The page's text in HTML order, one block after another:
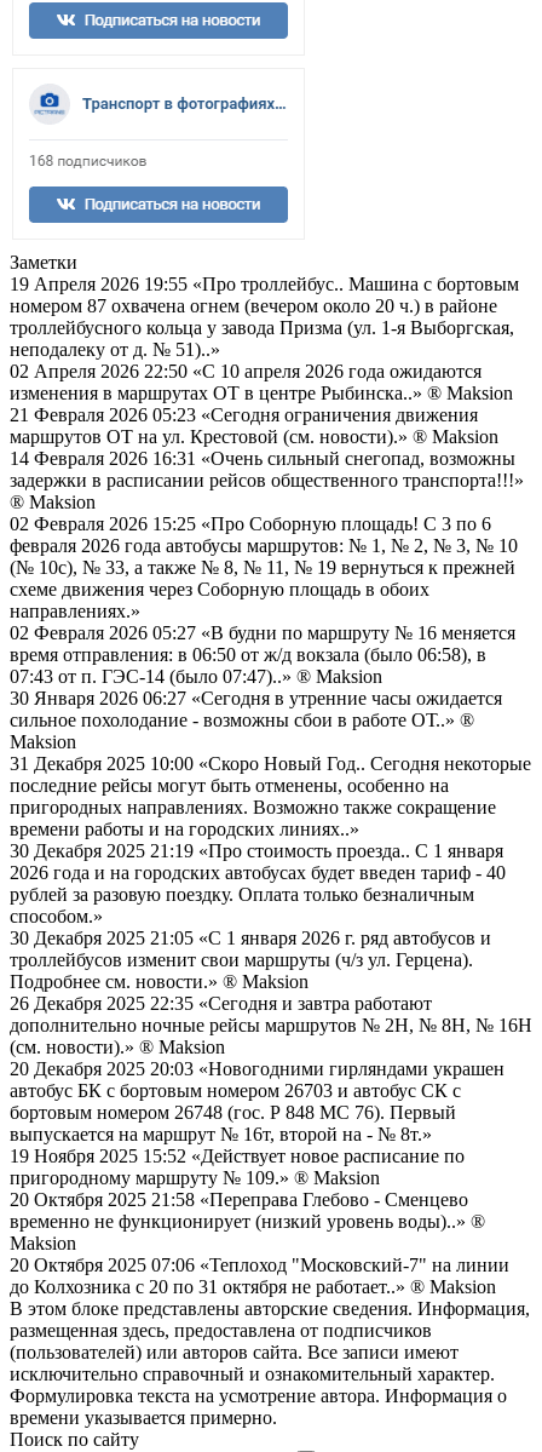
Заметки
19 Апреля 2026 19:55 «Про троллейбус.. Машина с бортовым
номером 87 охвачена огнем (вечером около 20 ч.) в районе
троллейбусного кольца у завода Призма (ул. 1-я Выборгская,
неподалеку от д. № 51)..»
02 Апреля 2026 22:50 «С 10 апреля 2026 года ожидаются
изменения в маршрутах ОТ в центре Рыбинска..» ® Maksion
21 Февраля 2026 05:23 «Сегодня ограничения движения
маршрутов ОТ на ул. Крестовой (см. новости).» ® Maksion
14 Февраля 2026 16:31 «Очень сильный снегопад, возможны
задержки в расписании рейсов общественного транспорта!!!»
® Maksion
02 Февраля 2026 15:25 «Про Соборную площадь! С 3 по 6
февраля 2026 года автобусы маршрутов: № 1, № 2, № 3, № 10
(№ 10с), № 33, а также № 8, № 11, № 19 вернуться к прежней
схеме движения через Соборную площадь в обоих
направлениях.»
02 Февраля 2026 05:27 «В будни по маршруту № 16 меняется
время отправления: в 06:50 от ж/д вокзала (было 06:58), в
07:43 от п. ГЭС-14 (было 07:47)..» ® Maksion
30 Января 2026 06:27 «Сегодня в утренние часы ожидается
сильное похолодание - возможны сбои в работе ОТ..» ®
Maksion
31 Декабря 2025 10:00 «Скоро Новый Год.. Сегодня некоторые
последние рейсы могут быть отменены, особенно на
пригородных направлениях. Возможно также сокращение
времени работы и на городских линиях..»
30 Декабря 2025 21:19 «Про стоимость проезда.. С 1 января
2026 года и на городских автобусах будет введен тариф - 40
рублей за разовую поездку. Оплата только безналичным
способом.»
30 Декабря 2025 21:05 «С 1 января 2026 г. ряд автобусов и
троллейбусов изменит свои маршруты (ч/з ул. Герцена).
Подробнее см. новости.» ® Maksion
26 Декабря 2025 22:35 «Сегодня и завтра работают
дополнительно ночные рейсы маршрутов № 2Н, № 8Н, № 16Н
(см. новости).» ® Maksion
20 Декабря 2025 20:03 «Новогодними гирляндами украшен
автобус БК с бортовым номером 26703 и автобус СК с
бортовым номером 26748 (гос. Р 848 МС 76). Первый
выпускается на маршрут № 16т, второй на - № 8т.»
19 Ноября 2025 15:52 «Действует новое расписание по
пригородному маршруту № 109.» ® Maksion
20 Октября 2025 21:58 «Переправа Глебово - Сменцево
временно не функционирует (низкий уровень воды)..» ®
Maksion
20 Октября 2025 07:06 «Теплоход "Московский-7" на линии
до Колхозника с 20 по 31 октября не работает..» ® Maksion
В этом блоке представлены авторские сведения. Информация,
размещенная здесь, предоставлена от подписчиков
(пользователей) или авторов сайта. Все записи имеют
исключительно справочный и ознакомительный характер.
Формулировка текста на усмотрение автора. Информация о
времени указывается примерно.
Поиск по сайту